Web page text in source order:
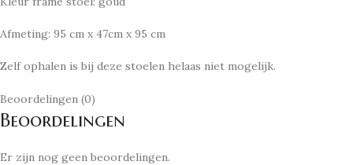
Afmeting: 95 cm x 47cm x 95 cm
Zelf ophalen is bij deze stoelen helaas niet mogelijk.
Beoordelingen (0)
Beoordelingen
Er zijn nog geen beoordelingen.